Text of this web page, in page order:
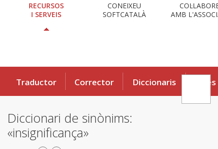
RECURSOS
I SERVEIS
CONEIXEU
SOFTCATALÀ
AMB
Traductor Corrector Diccionaris Eines
Diccionari de sinònims:
«insignificança»